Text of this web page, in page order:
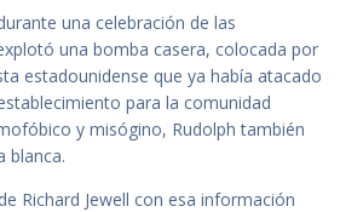
una celebración de las
una bomba casera, colocada por
estadounidense que ya había atacado
para la comunidad
y misógino, Rudolph también
blanca.
Richard Jewell con esa información